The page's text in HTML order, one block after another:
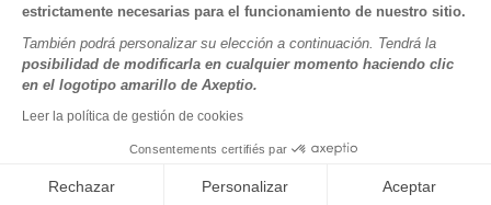
estrictamente necesarias para el funcionamiento de nuestro sitio.
También podrá personalizar su elección a continuación. Tendrá la
posibilidad de modificarla en cualquier momento haciendo clic
en el logotipo amarillo de Axeptio.
Leer la política de gestión de cookies
Consentements certifiés par
Rechazar Personalizar Aceptar
Copyright © 2026 Janod - Todos los derechos reservados -
Menciones Legales